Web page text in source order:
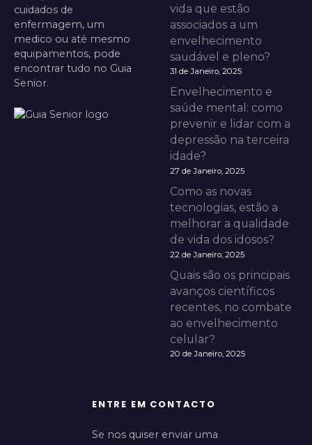
cuidados de
enfermagem, um
medico ou até mesmo
equipamentos, pode
encontrar tudo no Guia
Senior.
vida que estão
associados a um
envelhecimento
saudável e pleno?
31 de Janeiro, 2025
Envelhecimento e
saúde mental: como
prevenir e lidar com a
depressão na terceira
idade?
27 de Janeiro, 2025
Como as novas
tecnologias, estão a
melhorar a qualidade
de vida dos idosos?
22 de Janeiro, 2025
Quais são os principais
avanços científicos
recentes, no combate
ao envelhecimento
celular?
20 de Janeiro, 2025
ENTRE EM CONTACTO
Se nos quiser enviar uma